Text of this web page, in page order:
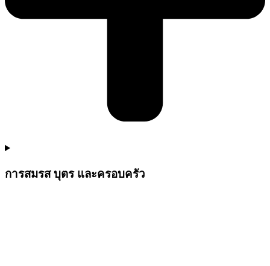
การสมรส บุตร และครอบครัว